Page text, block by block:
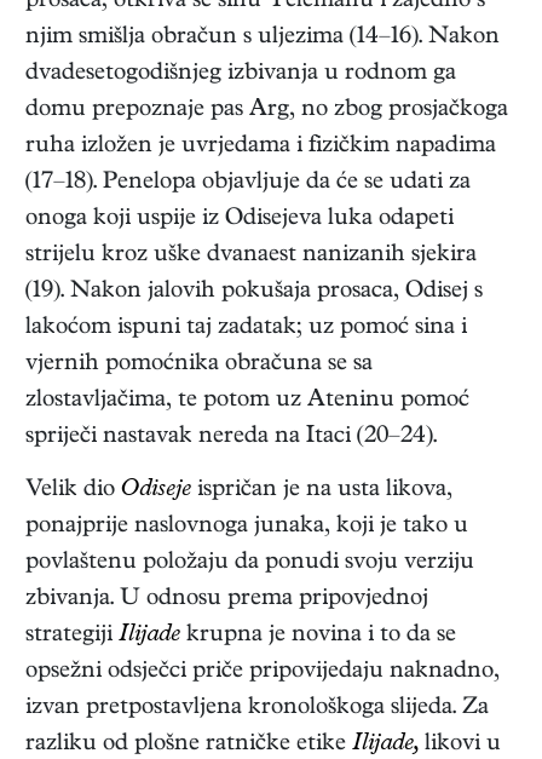
njim smišlja obračun s uljezima (14–16). Nakon
dvadesetogodišnjeg izbivanja u rodnom ga
domu prepoznaje pas Arg, no zbog prosjačkoga
ruha izložen je uvrjedama i fizičkim napadima
(17–18). Penelopa objavljuje da će se udati za
onoga koji uspije iz Odisejeva luka odapeti
strijelu kroz uške dvanaest nanizanih sjekira
(19). Nakon jalovih pokušaja prosaca, Odisej s
lakoćom ispuni taj zadatak; uz pomoć sina i
vjernih pomoćnika obračuna se sa
zlostavljačima, te potom uz Ateninu pomoć
spriječi nastavak nereda na Itaci (20–24).
Velik dio Odiseje ispričan je na usta likova,
ponajprije naslovnoga junaka, koji je tako u
povlaštenu položaju da ponudi svoju verziju
zbivanja. U odnosu prema pripovjednoj
strategiji Ilijade krupna je novina i to da se
opsežni odsječci priče pripovijedaju naknadno,
izvan pretpostavljena kronološkoga slijeda. Za
razliku od plošne ratničke etike Ilijade, likovi u